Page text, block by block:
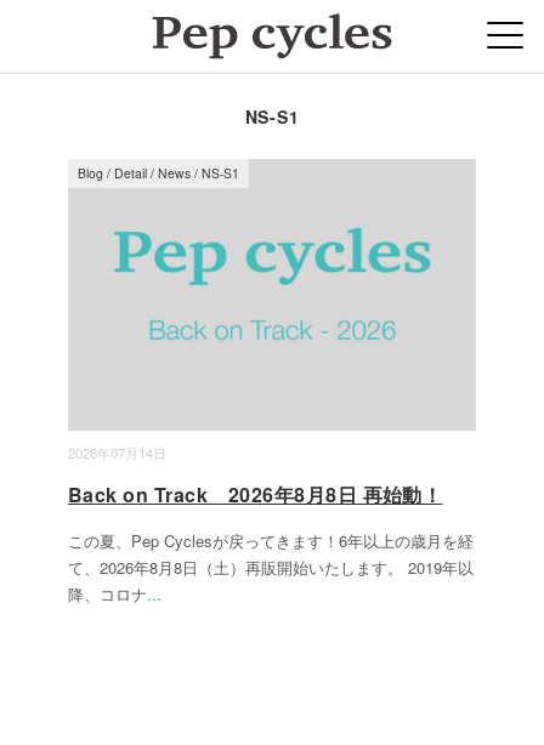
NS-S1
2026年07月14日
Blog / Detail / News / NS-S1
Back on Track 2026年8月8日 再始動！
この夏、Pep Cyclesが戻ってきます！6年以上の歳月を経
て、2026年8月8日（土）再販開始いたします。 2019年以
降、コロナ...